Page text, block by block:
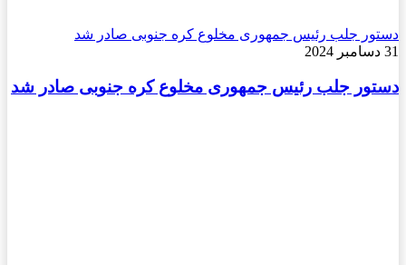
دستور جلب رئیس جمهوری مخلوع کره جنوبی صادر شد
31 دسامبر 2024
دستور جلب رئیس جمهوری مخلوع کره جنوبی صادر شد